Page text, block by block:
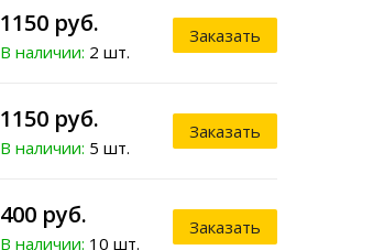
1150 руб.
В наличии: 2 шт.
Заказать
1150 руб.
В наличии: 5 шт.
Заказать
400 руб.
В наличии: 10 шт.
Заказать